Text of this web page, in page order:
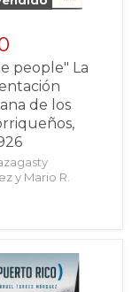
people" La
de los
y Mario R.